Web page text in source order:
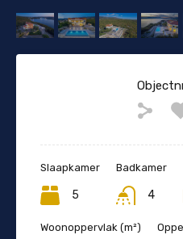
Slaapkamer
5
Badkamer
4
Woonoppervlak (m²)